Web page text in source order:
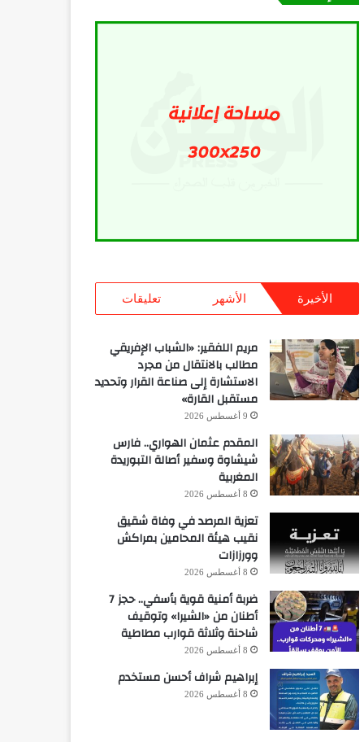
الأخيرة الأشهر تعليقات
مريم اللفقير: «الشباب الإفريقي
مطالب بالانتقال من مجرد
الاستشارة إلى صناعة القرار وتحديد
مستقبل القارة»
9 أغسطس 2026
المقدم عثمان الهواري.. فارس
شيشاوة وسفير أصالة التبوريدة
المغربية
8 أغسطس 2026
تعزية المرصد في وفاة شقيق
نقيب هيئة المحامين بمراكش
وورزازات
8 أغسطس 2026
ضربة أمنية قوية بأسفي.. حجز 7
أطنان من «الشيرا» وتوقيف
شاحنة وثلاثة قوارب مطاطية
8 أغسطس 2026
إبراهيم شراف أحسن مستخدم
8 أغسطس 2026